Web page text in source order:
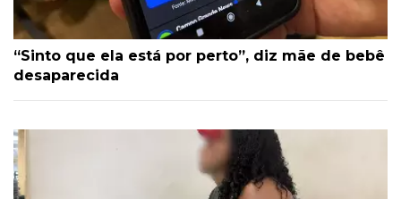
“Sinto que ela está por perto”, diz mãe de bebê
desaparecida